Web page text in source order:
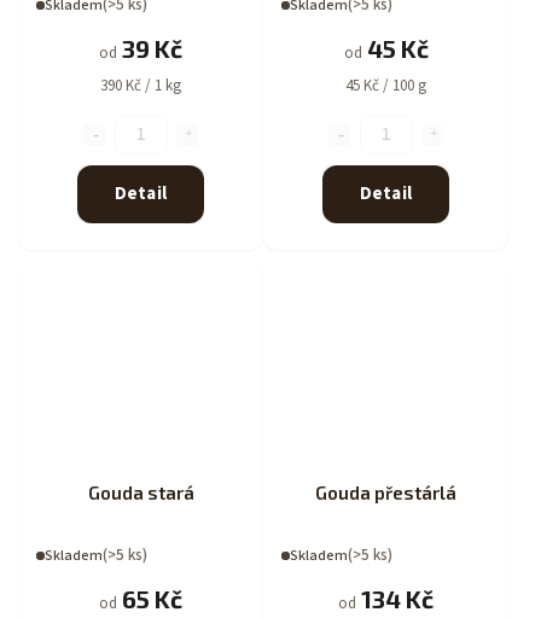
Skladem
od 39 Kč
390 Kč / 1 kg
Detail
Skladem
od 45 Kč
45 Kč / 100 g
Detail
Gouda stará
Skladem(>5 ks)
od 65 Kč
Gouda přestárlá
Skladem(>5 ks)
od 134 Kč